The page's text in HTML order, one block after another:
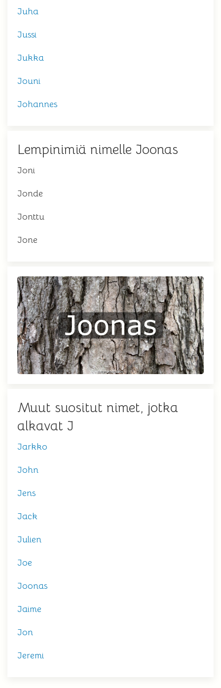
Juha
Jussi
Jukka
Jouni
Johannes
Lempinimiä nimelle Joonas
Joni
Jonde
Jonttu
Jone
Muut suositut nimet, jotka
alkavat J
Jarkko
John
Jens
Jack
Julien
Joe
Joonas
Jaime
Jon
Jeremi